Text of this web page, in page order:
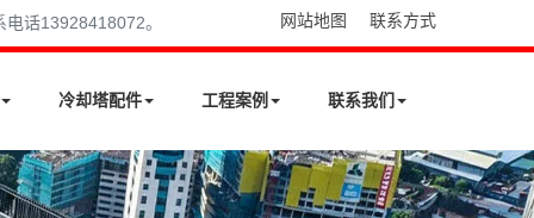
话13928418072。 网站地图 联系方式
冷却塔配件 工程案例 联系我们